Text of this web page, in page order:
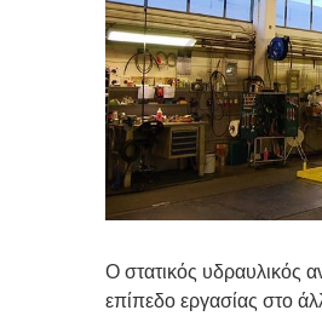
Ο στατικός υδραυλικός
επίπεδο εργασίας στο